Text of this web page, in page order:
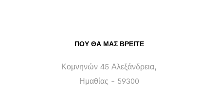
ΠΟΥ ΘΑ ΜΑΣ ΒΡΕΊΤΕ
Κομνηνών 45 Αλεξάνδρεια,
Ημαθίας - 59300